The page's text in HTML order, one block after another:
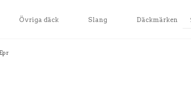
Övriga däck Slang Däckmärken